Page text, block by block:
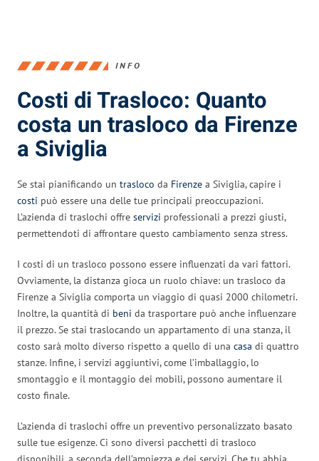
INFO
Costi di Trasloco: Quanto
costa un trasloco da Firenze
a Siviglia
Se stai pianificando un trasloco da Firenze a Siviglia, capire i
costi può essere una delle tue principali preoccupazioni.
L’azienda di traslochi offre servizi professionali a prezzi giusti,
permettendoti di affrontare questo cambiamento senza stress.
I costi di un trasloco possono essere influenzati da vari fattori.
Ovviamente, la distanza gioca un ruolo chiave: un trasloco da
Firenze a Siviglia comporta un viaggio di quasi 2000 chilometri.
Inoltre, la quantità di beni da trasportare può anche influenzare
il prezzo. Se stai traslocando un appartamento di una stanza, il
costo sarà molto diverso rispetto a quello di una casa di quattro
stanze. Infine, i servizi aggiuntivi, come l’imballaggio, lo
smontaggio e il montaggio dei mobili, possono aumentare il
costo finale.
L’azienda di traslochi offre un preventivo personalizzato basato
sulle tue esigenze. Ci sono diversi pacchetti di trasloco